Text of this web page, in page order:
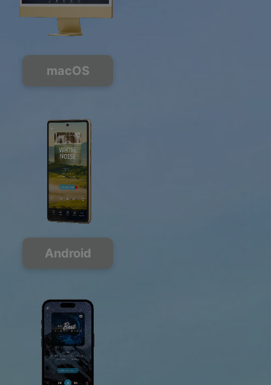
macOS
Android